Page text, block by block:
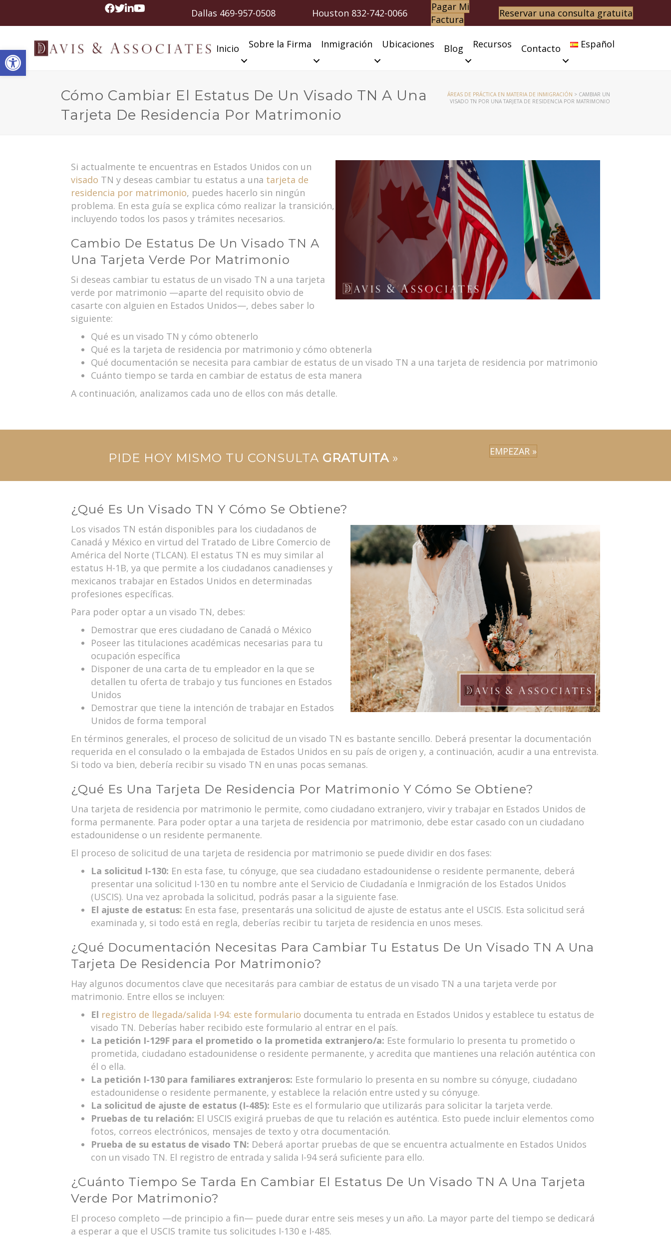
Abrir barra de herramientas
Dallas 469-957-0508 Houston 832-742-0066
Pagar Mi
Factura
Reservar una consulta gratuita
Inicio Sobre la Firma Inmigración Ubicaciones Blog Recursos Contacto Español
Cómo Cambiar El Estatus De Un Visado TN A Una
Tarjeta De Residencia Por Matrimonio
ÁREAS DE PRÁCTICA EN MATERIA DE INMIGRACIÓN > CAMBIAR UN
VISADO TN POR UNA TARJETA DE RESIDENCIA POR MATRIMONIO
Si actualmente te encuentras en Estados Unidos con un
visado TN y deseas cambiar tu estatus a una tarjeta de
residencia por matrimonio, puedes hacerlo sin ningún
problema. En esta guía se explica cómo realizar la transición,
incluyendo todos los pasos y trámites necesarios.
Cambio De Estatus De Un Visado TN A
Una Tarjeta Verde Por Matrimonio
Si deseas cambiar tu estatus de un visado TN a una tarjeta
verde por matrimonio —aparte del requisito obvio de
casarte con alguien en Estados Unidos—, debes saber lo
siguiente:
Qué es un visado TN y cómo obtenerlo
Qué es la tarjeta de residencia por matrimonio y cómo obtenerla
Qué documentación se necesita para cambiar de estatus de un visado TN a una tarjeta de residencia por matrimonio
Cuánto tiempo se tarda en cambiar de estatus de esta manera
A continuación, analizamos cada uno de ellos con más detalle.
PIDE HOY MISMO TU CONSULTA GRATUITA» EMPEZAR »
¿Qué Es Un Visado TN Y Cómo Se Obtiene?
Los visados TN están disponibles para los ciudadanos de
Canadá y México en virtud del Tratado de Libre Comercio de
América del Norte (TLCAN). El estatus TN es muy similar al
estatus H-1B, ya que permite a los ciudadanos canadienses y
mexicanos trabajar en Estados Unidos en determinadas
profesiones específicas.
Para poder optar a un visado TN, debes:
Demostrar que eres ciudadano de Canadá o México
Poseer las titulaciones académicas necesarias para tu
ocupación específica
Disponer de una carta de tu empleador en la que se
detallen tu oferta de trabajo y tus funciones en Estados
Unidos
Demostrar que tiene la intención de trabajar en Estados
Unidos de forma temporal
En términos generales, el proceso de solicitud de un visado TN es bastante sencillo. Deberá presentar la documentación
requerida en el consulado o la embajada de Estados Unidos en su país de origen y, a continuación, acudir a una entrevista.
Si todo va bien, debería recibir su visado TN en unas pocas semanas.
¿Qué Es Una Tarjeta De Residencia Por Matrimonio Y Cómo Se Obtiene?
Una tarjeta de residencia por matrimonio le permite, como ciudadano extranjero, vivir y trabajar en Estados Unidos de
forma permanente. Para poder optar a una tarjeta de residencia por matrimonio, debe estar casado con un ciudadano
estadounidense o un residente permanente.
El proceso de solicitud de una tarjeta de residencia por matrimonio se puede dividir en dos fases:
La solicitud I-130: En esta fase, tu cónyuge, que sea ciudadano estadounidense o residente permanente, deberá
presentar una solicitud I-130 en tu nombre ante el Servicio de Ciudadanía e Inmigración de los Estados Unidos
(USCIS). Una vez aprobada la solicitud, podrás pasar a la siguiente fase.
El ajuste de estatus: En esta fase, presentarás una solicitud de ajuste de estatus ante el USCIS. Esta solicitud será
examinada y, si todo está en regla, deberías recibir tu tarjeta de residencia en unos meses.
¿Qué Documentación Necesitas Para Cambiar Tu Estatus De Un Visado TN A Una
Tarjeta De Residencia Por Matrimonio?
Hay algunos documentos clave que necesitarás para cambiar de estatus de un visado TN a una tarjeta verde por
matrimonio. Entre ellos se incluyen:
El registro de llegada/salida I-94: este formulario documenta tu entrada en Estados Unidos y establece tu estatus de
visado TN. Deberías haber recibido este formulario al entrar en el país.
La petición I-129F para el prometido o la prometida extranjero/a: Este formulario lo presenta tu prometido o
prometida, ciudadano estadounidense o residente permanente, y acredita que mantienes una relación auténtica con
él o ella.
La petición I-130 para familiares extranjeros: Este formulario lo presenta en su nombre su cónyuge, ciudadano
estadounidense o residente permanente, y establece la relación entre usted y su cónyuge.
La solicitud de ajuste de estatus (I-485): Este es el formulario que utilizarás para solicitar la tarjeta verde.
Pruebas de tu relación: El USCIS exigirá pruebas de que tu relación es auténtica. Esto puede incluir elementos como
fotos, correos electrónicos, mensajes de texto y otra documentación.
Prueba de su estatus de visado TN: Deberá aportar pruebas de que se encuentra actualmente en Estados Unidos
con un visado TN. El registro de entrada y salida I-94 será suficiente para ello.
¿Cuánto Tiempo Se Tarda En Cambiar El Estatus De Un Visado TN A Una Tarjeta
Verde Por Matrimonio?
El proceso completo —de principio a fin— puede durar entre seis meses y un año. La mayor parte del tiempo se dedicará
a esperar a que el USCIS tramite tus solicitudes I-130 e I-485.